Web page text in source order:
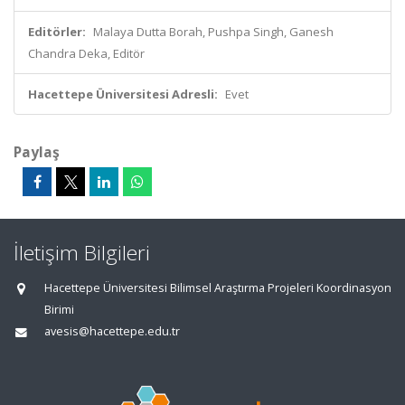
Editörler: Malaya Dutta Borah, Pushpa Singh, Ganesh
Chandra Deka, Editör
Hacettepe Üniversitesi Adresli: Evet
Paylaş
İletişim Bilgileri
Hacettepe Üniversitesi Bilimsel Araştırma Projeleri Koordinasyon
Birimi
avesis@hacettepe.edu.tr